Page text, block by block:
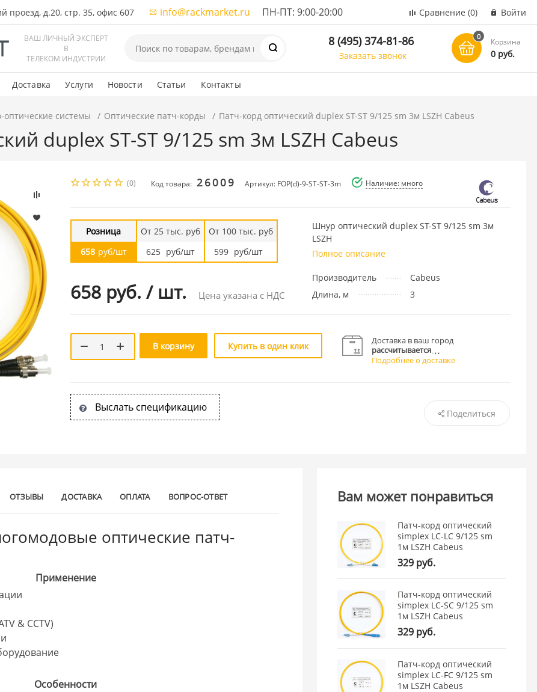
проезд, д.20, стр. 35, офис 607 info@rackmarket.ru ПН-ПТ: 9:00-20:00 Сравнение (0) Войти
ВАШ ЛИЧНЫЙ ЭКСПЕРТ
В
ТЕЛЕКОМ ИНДУСТРИИ
8 (495) 374-81-86
Заказать звонок
0
Корзина
0 руб.
Доставка Услуги Новости Статьи Контакты
оптические системы Оптические патч-корды Патч-корд оптический duplex ST-ST 9/125 sm 3м LSZH Cabeus
duplex ST-ST 9/125 sm 3м LSZH Cabeus
(0) Код товара: 26009 Артикул: FOP(d)-9-ST-ST-3m Наличие: много
Розница
658 руб/шт
От 25 тыс. руб
625 руб/шт
От 100 тыс. руб
599 руб/шт
658 руб. / шт. Цена указана с НДС
Шнур оптический duplex ST-ST 9/125 sm 3м
LSZH
Полное описание
Производитель
Cabeus
Длина, м
3
В корзину Купить в один клик
Доставка в ваш город
рассчитывается
Подробнее о доставке
Выслать спецификацию Поделиться
ОТЗЫВЫ ДОСТАВКА ОПЛАТА ВОПРОС-ОТВЕТ
оптические патч-
Применение
& CCTV)
Особенности
Вам может понравиться
Патч-корд оптический
simplex LC-LC 9/125 sm
1м LSZH Cabeus
329 руб.
Патч-корд оптический
simplex LC-SC 9/125 sm
1м LSZH Cabeus
329 руб.
Патч-корд оптический
simplex LC-FC 9/125 sm
1м LSZH Cabeus